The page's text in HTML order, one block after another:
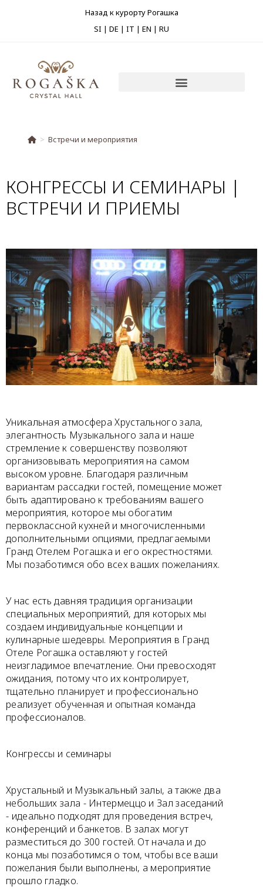
Назад к курорту Рогашка
SI | DE | IT | EN | RU
> Встречи и мероприятия
КОНГРЕССЫ И СЕМИНАРЫ |
ВСТРЕЧИ И ПРИЕМЫ
Уникальная атмосфера Хрустального зала,
элегантность Музыкального зала и наше
стремление к совершенству позволяют
организовывать мероприятия на самом
высоком уровне. Благодаря различным
вариантам рассадки гостей, помещение может
быть адаптировано к требованиям вашего
мероприятия, которое мы обогатим
первоклассной кухней и многочисленными
дополнительными опциями, предлагаемыми
Гранд Отелем Рогашка и его окрестностями.
Мы позаботимся обо всех ваших пожеланиях.
У нас есть давняя традиция организации
специальных мероприятий, для которых мы
создаем индивидуальные концепции и
кулинарные шедевры. Мероприятия в Гранд
Отеле Рогашка оставляют у гостей
неизгладимое впечатление. Они превосходят
ожидания, потому что их контролирует,
тщательно планирует и профессионально
реализует обученная и опытная команда
профессионалов.
Конгрессы и семинары
Хрустальный и Музыкальный залы, а также два
небольших зала - Интермеццо и Зал заседаний
- идеально подходят для проведения встреч,
конференций и банкетов. В залах могут
разместиться до 300 гостей. От начала и до
конца мы позаботимся о том, чтобы все ваши
пожелания были выполнены, а мероприятие
прошло гладко.